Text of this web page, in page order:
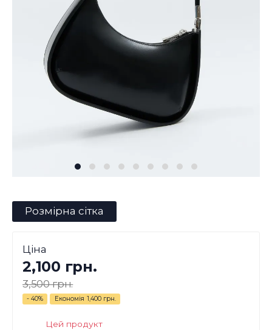
Розмірна сітка
Ціна
2,100 грн.
3,500 грн.
- 40% Економія 1,400 грн.
Цей продукт